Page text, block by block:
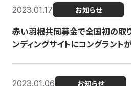
2023.01.17 お知らせ
赤い羽根共同募金で全国初の取
ンディングサイトにコングラント
2023.01.06 お知らせ